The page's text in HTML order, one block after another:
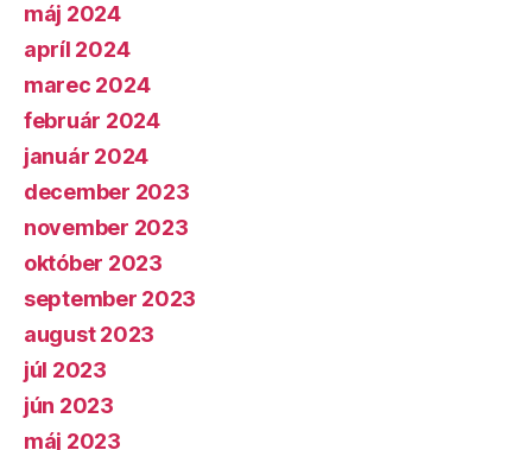
máj 2024
apríl 2024
marec 2024
február 2024
január 2024
december 2023
november 2023
október 2023
september 2023
august 2023
júl 2023
jún 2023
máj 2023